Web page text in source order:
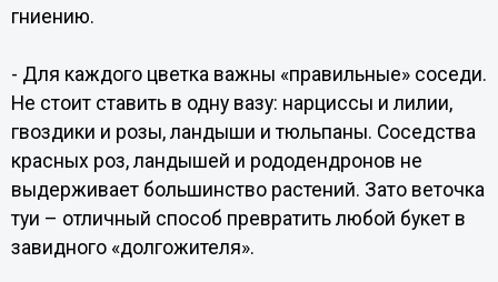
гниению.
- Для каждого цветка важны «правильные» соседи.
Не стоит ставить в одну вазу: нарциссы и лилии,
гвоздики и розы, ландыши и тюльпаны. Соседства
красных роз, ландышей и рододендронов не
выдерживает большинство растений. Зато веточка
туи – отличный способ превратить любой букет в
завидного «долгожителя».